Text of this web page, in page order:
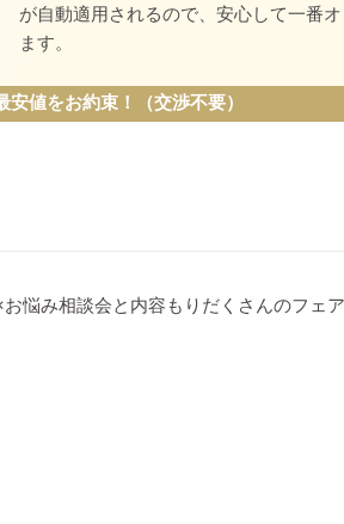
が自動適用されるので、安心して一番
ます。
安値をお約束！（交渉不要）
悩み相談会と内容もりだくさんのフェア